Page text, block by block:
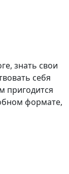
знать свои
себя
пригодится
формате,